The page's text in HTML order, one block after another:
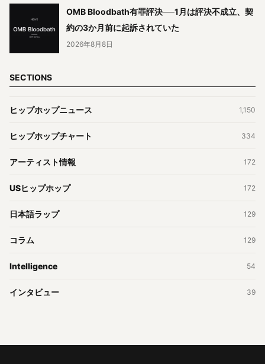
OMB Bloodbath有罪評決──1月は評決不成立、契
約の3か月前に起訴されていた
2026年8月8日
SECTIONS
ヒップホップニュース 1,150
ヒップホップチャート 334
アーティスト情報 172
USヒップホップ 172
日本語ラップ 129
コラム 129
Intelligence 54
インタビュー 39